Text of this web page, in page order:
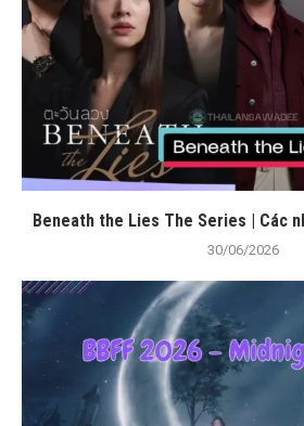
Beneath the Lies The Series | Các
30/06/2026